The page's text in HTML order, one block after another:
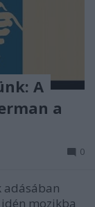
A
a
0
adásában
mozikba